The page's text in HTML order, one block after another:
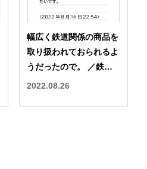
幅広く鉄道関係の商品を
取り扱われておられるよ
うだったので。 ／鉄道
本舗 買取アンケート 口
2022.08.26